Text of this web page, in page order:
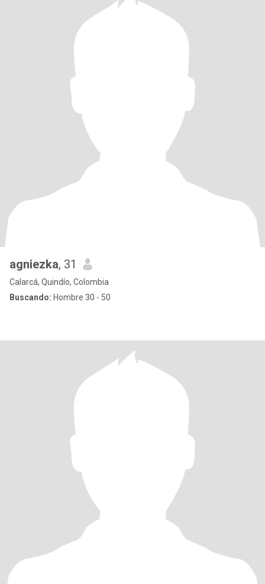
agniezka, 31
Calarcá, Quindío, Colombia
Buscando: Hombre 30 - 50